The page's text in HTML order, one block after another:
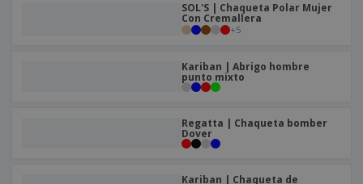
SOL'S | Chaqueta Polar Mujer
Con Cremallera
+5
Kariban | Abrigo hombre
punto mixto
Regatta | Chaqueta bomber
Dover
Kariban | Chaqueta de